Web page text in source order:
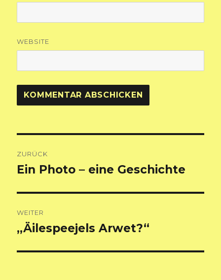
WEBSITE
ZURÜCK
Vorheriger
Ein Photo – eine Geschichte
WEITER
Nächster
„Äilespeejels Arwet?“